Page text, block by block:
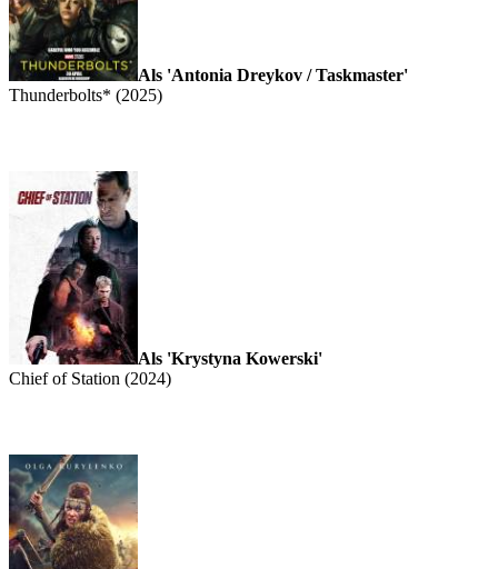
Als 'Antonia Dreykov / Taskmaster'
Thunderbolts* (2025)
Als 'Krystyna Kowerski'
Chief of Station (2024)